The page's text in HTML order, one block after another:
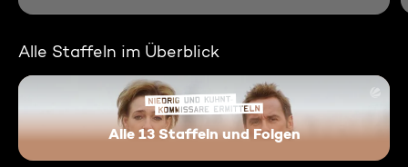
Alle Staffeln im Überblick
Niedrig und Kuhnt -
Alle 13 Staffeln und Folgen